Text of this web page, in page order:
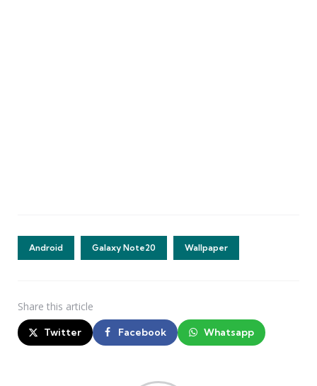
Android Galaxy Note20 Wallpaper
Share this article
Twitter Facebook Whatsapp